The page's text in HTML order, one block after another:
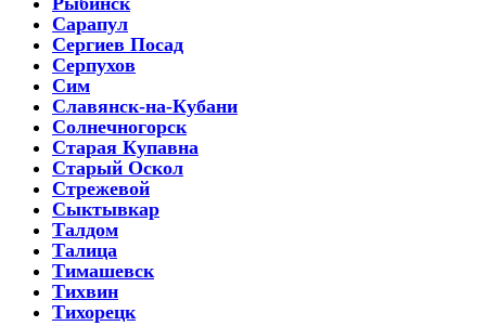
Сарапул
Сергиев Посад
Серпухов
Сим
Славянск-на-Кубани
Солнечногорск
Старая Купавна
Старый Оскол
Стрежевой
Сыктывкар
Талдом
Талица
Тимашевск
Тихвин
Тихорецк